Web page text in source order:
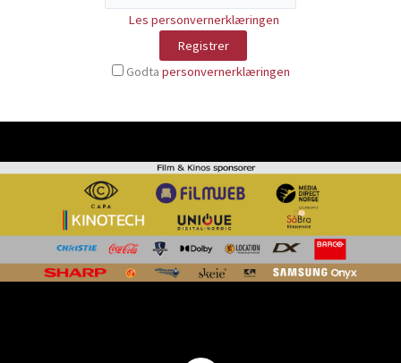
Les personvernerklæringen
Godta personvernerklæringen